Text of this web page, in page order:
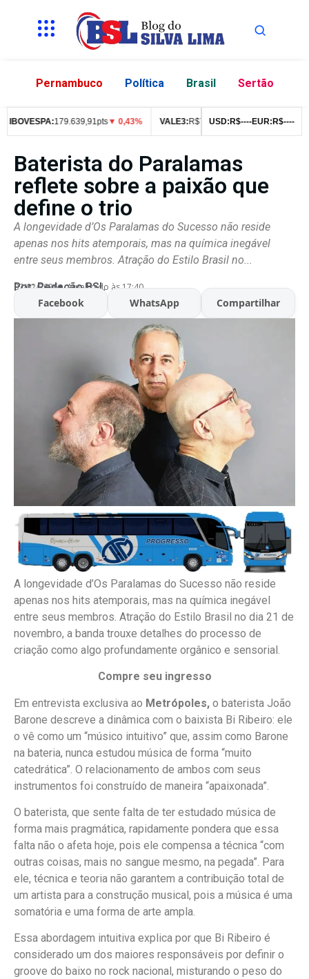
Pernambuco Política Brasil Sertão
179.639,91pts▼ 0,43% VALE3:R$76,99 ▼ 2,49% ITUB4:R$
USD: R$----EUR: R$----
Baterista do Paralamas
reflete sobre a paixão que
define o trio
A longevidade d’Os Paralamas do Sucesso não reside
apenas nos hits atemporais, mas na química inegável
entre seus membros. Atração do Estilo Brasil no...
Por:Redação BSL
07/02/2026 Atualizado às 17:40
Facebook WhatsApp Compartilhar
A longevidade d’Os Paralamas do Sucesso não reside
apenas nos hits atemporais, mas na química inegável
entre seus membros. Atração do Estilo Brasil no dia 21 de
novembro, a banda trouxe detalhes do processo de
criação como algo profundamente orgânico e sensorial.
Compre seu ingresso
Em entrevista exclusiva ao Metrópoles, o baterista João
Barone descreve a dinâmica com o baixista Bi Ribeiro: ele
o vê como um “músico intuitivo” que, assim como Barone
na bateria, nunca estudou música de forma “muito
catedrática”. O relacionamento de ambos com seus
instrumentos foi construído de maneira “apaixonada”.
O baterista, que sente falta de ter estudado música de
forma mais pragmática, rapidamente pondera que essa
falta não o afeta hoje, pois ele compensa a técnica “com
outras coisas, mais no sangue mesmo, na pegada”. Para
ele, técnica e teoria não garantem a contribuição total de
um artista para a construção musical, pois a música é uma
somatória e uma forma de arte ampla.
Essa abordagem intuitiva explica por que Bi Ribeiro é
considerado um dos maiores responsáveis por definir o
groove do baixo no rock nacional, misturando o peso do